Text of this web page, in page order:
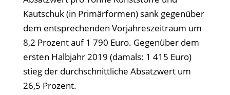
Kautschuk (in Primärformen) sank gegenüber
dem entsprechenden Vorjahreszeitraum um
8,2 Prozent auf 1 790 Euro. Gegenüber dem
ersten Halbjahr 2019 (damals: 1 415 Euro)
stieg der durchschnittliche Absatzwert um
26,5 Prozent.